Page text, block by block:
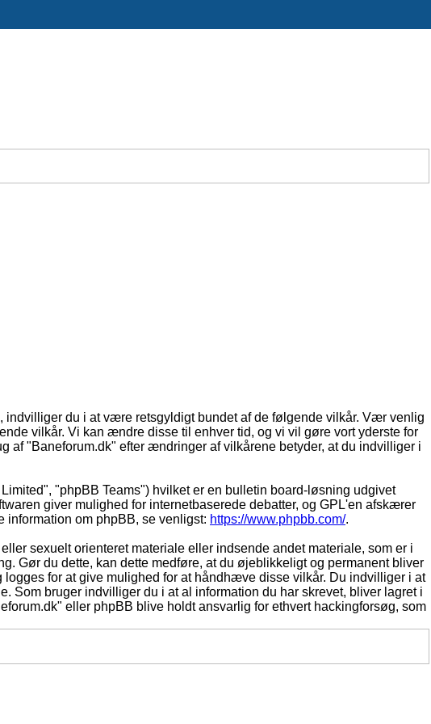
indvilliger du i at være retsgyldigt bundet af de følgende vilkår. Vær venlig
vilkår. Vi kan ændre disse til enhver tid, og vi vil gøre vort yderste for
af "Baneforum.dk" efter ændringer af vilkårene betyder, at du indvilliger i
"phpBB Teams") hvilket er en bulletin board-løsning udgivet
giver mulighed for internetbaserede debatter, og GPL'en afskærer
om phpBB, se venligst: https://www.phpbb.com/.
sexuelt orienteret materiale eller indsende andet materiale, som er i
Gør du dette, kan dette medføre, at du øjeblikkeligt og permanent bliver
for at give mulighed for at håndhæve disse vilkår. Du indvilliger i at
Som bruger indvilliger du i at al information du har skrevet, bliver lagret i
eller phpBB blive holdt ansvarlig for ethvert hackingforsøg, som